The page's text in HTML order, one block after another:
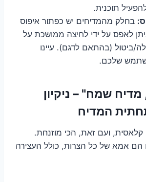
תוכנית.
בחלק מהמדיחים יש כפתור איפוס
לאפס על ידי לחיצה ממושכת על
ביטול (בהתאם לדגם). עיינו
שלכם.
מדיח שמח" – ניקיון
המדיח
קלאסית, ועם זאת, הכי מוזנחת.
הם אמא של כל הצרות, כולל העצירה